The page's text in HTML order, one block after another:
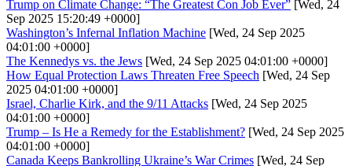
Trump on Climate Change: “The Greatest Con Job Ever” [Wed, 24
Sep 2025 15:20:49 +0000]
Washington’s Infernal Inflation Machine [Wed, 24 Sep 2025
04:01:00 +0000]
The Kennedys vs. the Jews [Wed, 24 Sep 2025 04:01:00 +0000]
How Equal Protection Laws Threaten Free Speech [Wed, 24 Sep
2025 04:01:00 +0000]
Israel, Charlie Kirk, and the 9/11 Attacks [Wed, 24 Sep 2025
04:01:00 +0000]
Trump – Is He a Remedy for the Establishment? [Wed, 24 Sep 2025
04:01:00 +0000]
Canada Keeps Bankrolling Ukraine’s War Crimes [Wed, 24 Sep